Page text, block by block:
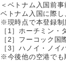
＜ベトナム入国前
ベトナム入国に際
※現時点で本登録制
［1］ホーチミン・
［2］フーコック国
［3］ハノイ・ノイ
※今後他の空港でも